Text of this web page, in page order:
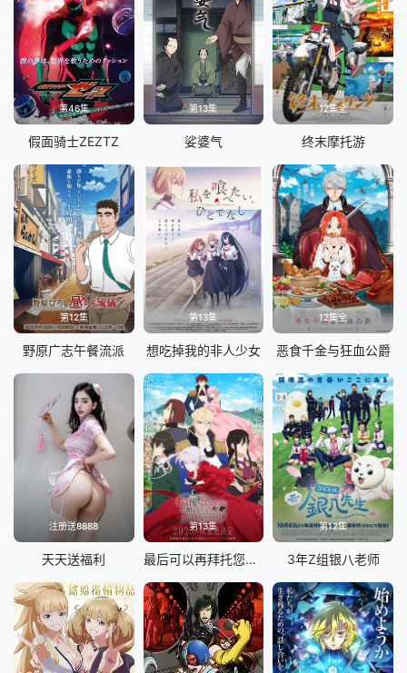
第46集
假面骑士ZEZTZ
第13集
娑婆气
12集全
终末摩托游
第12集
野原广志午餐流派
第13集
想吃掉我的非人少女
12集全
恶食千金与狂血公爵
注册送8888
天天送福利
第13集
最后可以再拜托您一件事吗
第12集
3年Z组银八老师